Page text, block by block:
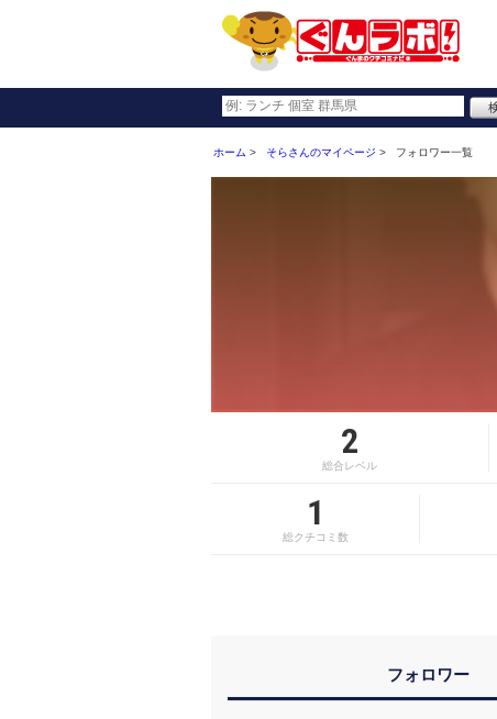
ホーム そらさんのマイページ フォロワー一覧
2
総合レベル
1
総クチコミ数
フォロワー